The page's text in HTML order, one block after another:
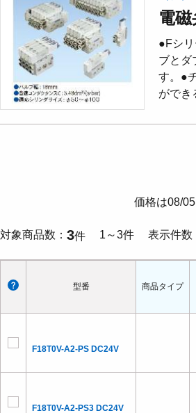
電
●Fシ
ブとダ
す。●
ができ
価格は08/
対象商品数 3件 1～3件 表示件数
型番
F18T0V-A2-PS DC24V
F18T0V-A2-PS3 DC24V
商品タイプ